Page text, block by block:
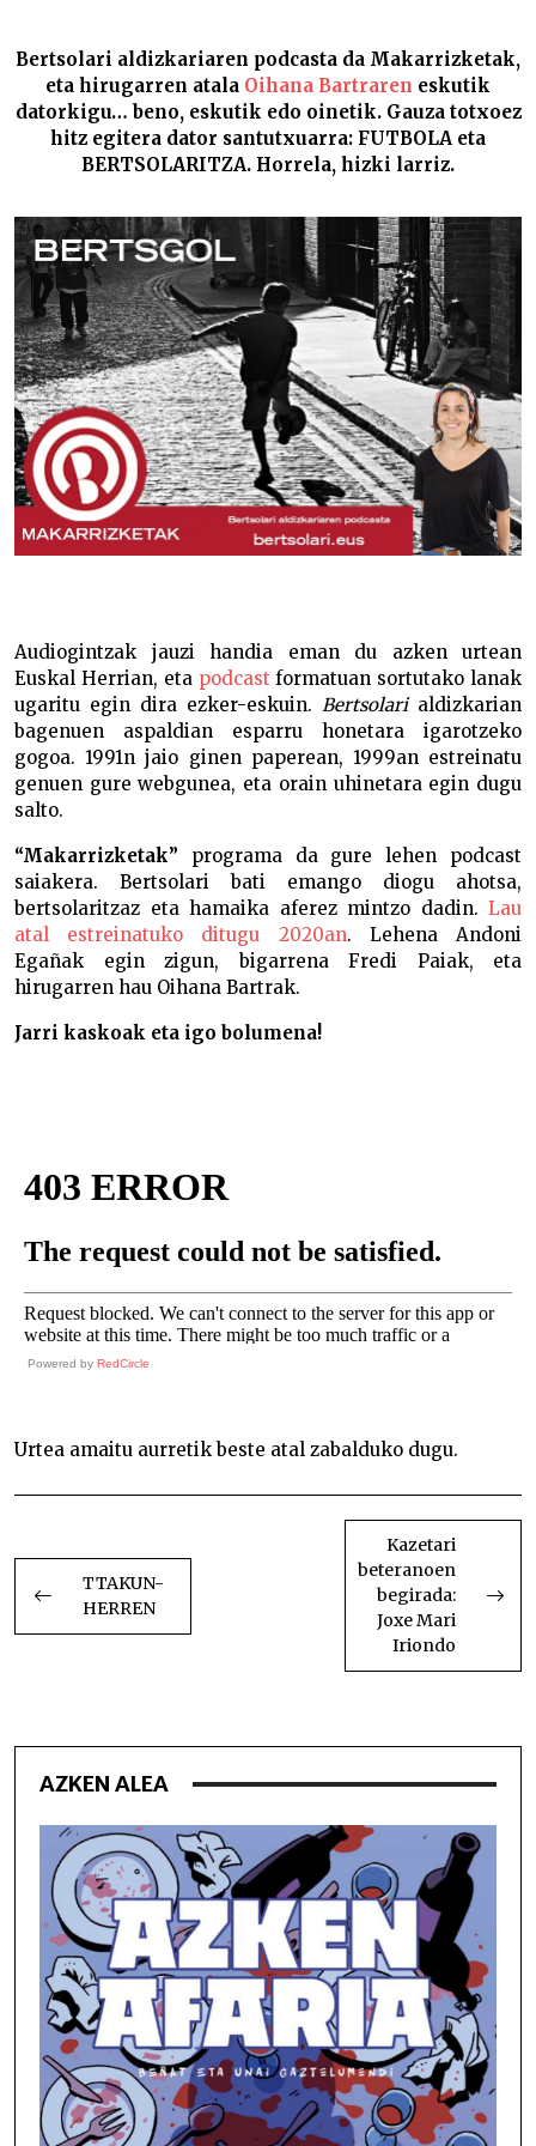
Bertsolari aldizkariaren podcasta da Makarrizketak,
eta hirugarren atala Oihana Bartraren eskutik
datorkigu… beno, eskutik edo oinetik. Gauza totxoez
hitz egitera dator santutxuarra: FUTBOLA eta
BERTSOLARITZA. Horrela, hizki larriz.
Audiogintzak jauzi handia eman du azken urtean
Euskal Herrian, eta podcast formatuan sortutako lanak
ugaritu egin dira ezker-eskuin. Bertsolari aldizkarian
bagenuen aspaldian esparru honetara igarotzeko
gogoa. 1991n jaio ginen paperean, 1999an estreinatu
genuen gure webgunea, eta orain uhinetara egin dugu
salto.
“Makarrizketak” programa da gure lehen podcast
saiakera. Bertsolari bati emango diogu ahotsa,
bertsolaritzaz eta hamaika aferez mintzo dadin. Lau
atal estreinatuko ditugu 2020an. Lehena Andoni
Egañak egin zigun, bigarrena Fredi Paiak, eta
hirugarren hau Oihana Bartrak.
Jarri kaskoak eta igo bolumena!
Powered by RedCircle
Urtea amaitu aurretik beste atal zabalduko dugu.
BIDALKETETAN
ZEHAR
NABIGATU
TTAKUN-
HERREN
Kazetari
beteranoen
begirada:
Joxe Mari
Iriondo
AZKEN ALEA